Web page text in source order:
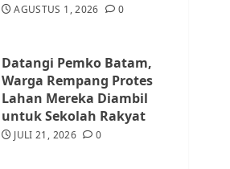
AGUSTUS 1, 2026 0
Datangi Pemko Batam,
Warga Rempang Protes
Lahan Mereka Diambil
untuk Sekolah Rakyat
JULI 21, 2026 0